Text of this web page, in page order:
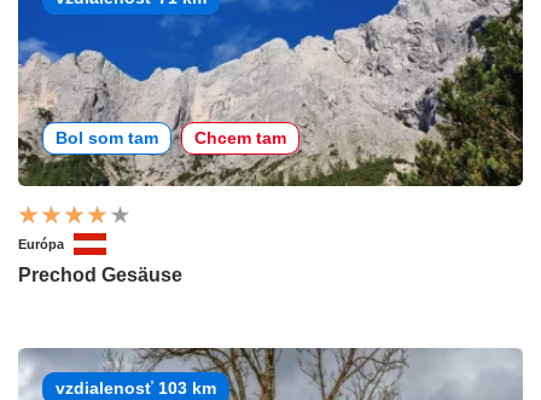
Bol som tam Chcem tam
Európa
Prechod Gesäuse
vzdialenosť 103 km